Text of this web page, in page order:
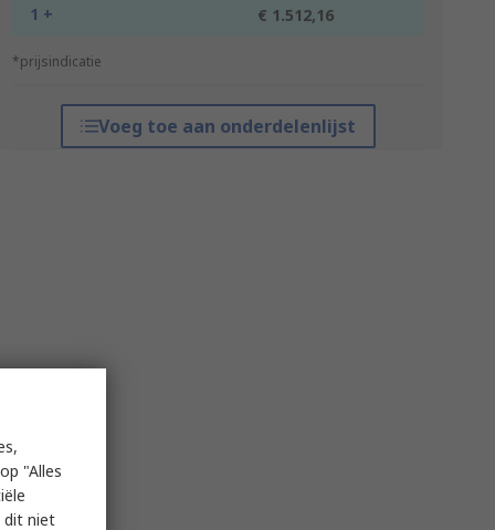
1 + € 1.512,16
*prijsindicatie
Voeg toe aan onderdelenlijst
"Alles
dit niet